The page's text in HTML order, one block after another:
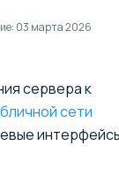
03 марта 2026
сервера к
сети